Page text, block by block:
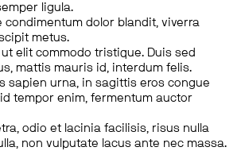
ligula.
condimentum dolor blandit, viverra
metus.
elit commodo tristique. Duis sed
mattis mauris id, interdum felis.
sapien urna, in sagittis eros congue
tempor enim, fermentum auctor
odio et lacinia facilisis, risus nulla
non vulputate lacus ante nec massa.